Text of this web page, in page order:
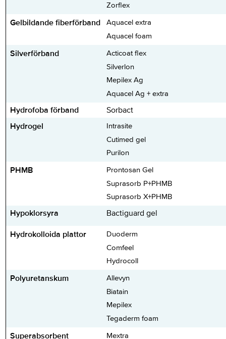
Zorflex
Gelbildande fiberförband
Aquacel extra
Aquacel foam
Silverförband
Acticoat flex
Silverlon
Mepilex Ag
Aquacel Ag + extra
Hydrofoba förband
Sorbact
Hydrogel
Intrasite
Cutimed gel
Purilon
PHMB
Prontosan Gel
Suprasorb P+PHMB
Suprasorb X+PHMB
Hypoklorsyra Bactiguard gel
Hydrokolloida plattor
Duoderm
Comfeel
Hydrocoll
Polyuretanskum
Allevyn
Biatain
Mepilex
Tegaderm foam
Superabsorbent
Mextra